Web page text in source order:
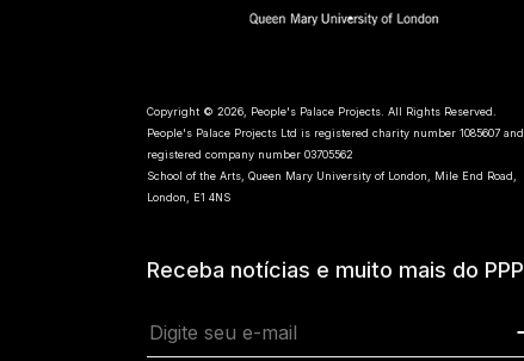
Copyright © 2026, People's Palace Projects. All Rights Reserved.
People's Palace Projects Ltd is registered charity number 1085607 and
registered company number 03705562
School of the Arts, Queen Mary University of London, Mile End Road,
London, E1 4NS
Receba notícias e muito mais do PPP